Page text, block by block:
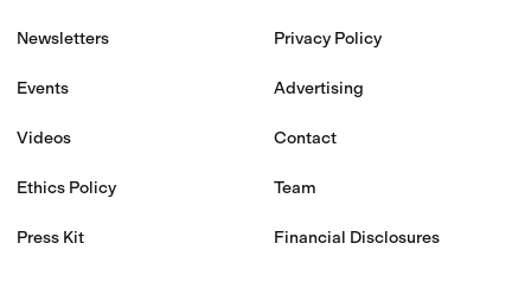
Newsletters
Events
Videos
Ethics Policy
Press Kit
Privacy Policy
Advertising
Contact
Team
Financial Disclosures